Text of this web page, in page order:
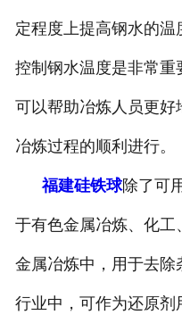
定程度上提高钢水的
控制钢水温度是非常重
可以帮助冶炼人员更
冶炼过程的顺利进行。
福建硅铁球除了可
于有色金属冶炼、化
金属冶炼中，用于去
行业中，可作为还原